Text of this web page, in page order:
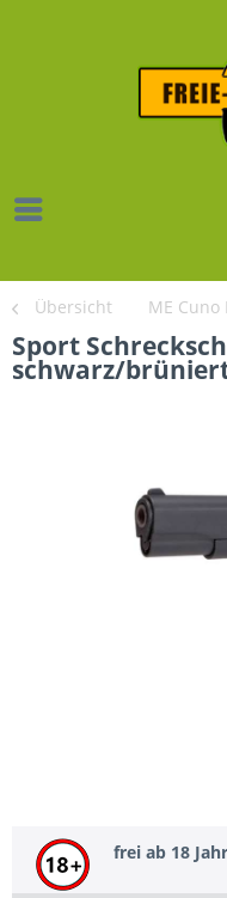
Übersicht ME
Sport
schwarz/
frei ab 18